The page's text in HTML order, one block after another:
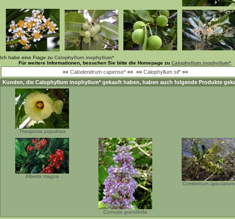
Ich habe eine Frage zu Calophyllum inophyllum*
Für weitere Informationen, besuchen Sie bitte die Homepage zu Calophyllum inophyllum*.
«« Calodendrum capense* «« »» Calophyllum sil* »»
Kunden, die Calophyllum inophyllum* gekauft haben, haben auch folgende Produkte
Thespesia populnea
Alberta magna
Cornutia grandifolia
Combretum apiculatum